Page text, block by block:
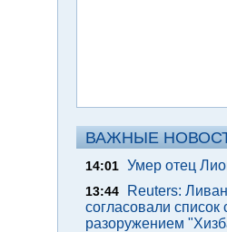
ВАЖНЫЕ
14:01 Умер отец
13:44
Reuters:
согласовали список
разоружением